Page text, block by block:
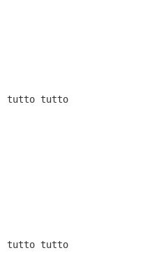
tutto tutto
tutto tutto